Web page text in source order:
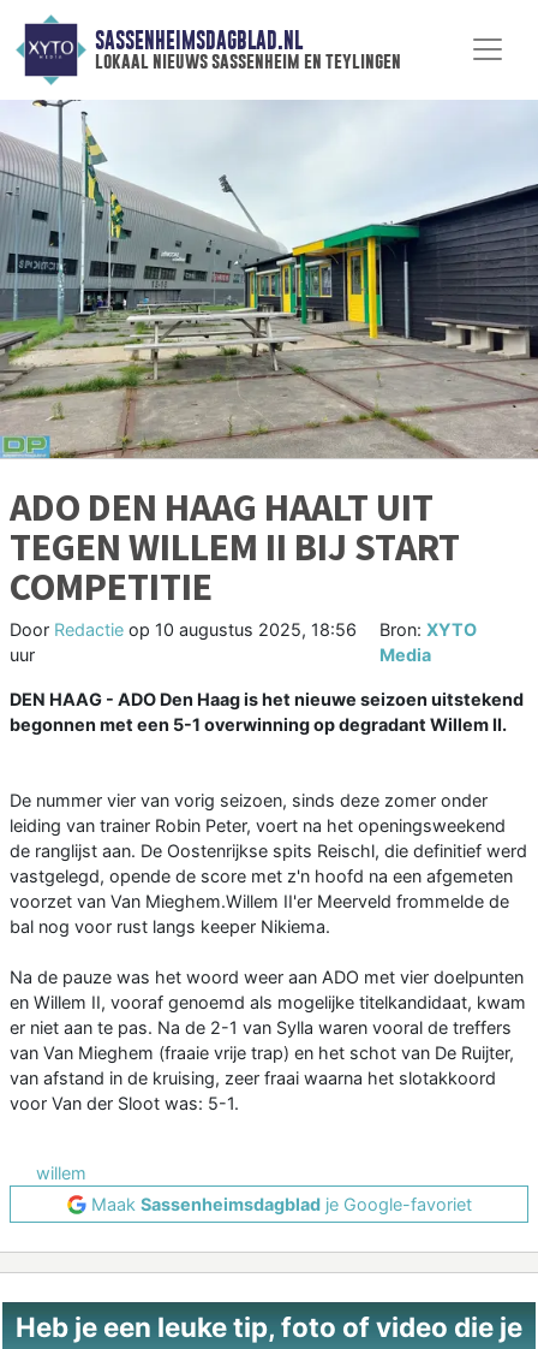
SASSENHEIMSDAGBLAD.NL
lokaal nieuws sassenheim en teylingen
ADO DEN HAAG HAALT UIT
TEGEN WILLEM II BIJ START
COMPETITIE
Door Redactie op 10 augustus 2025, 18:56
uur
Bron: XYTO
Media
DEN HAAG - ADO Den Haag is het nieuwe seizoen uitstekend
begonnen met een 5-1 overwinning op degradant Willem II.
De nummer vier van vorig seizoen, sinds deze zomer onder
leiding van trainer Robin Peter, voert na het openingsweekend
de ranglijst aan. De Oostenrijkse spits Reischl, die definitief werd
vastgelegd, opende de score met z'n hoofd na een afgemeten
voorzet van Van Mieghem.Willem II'er Meerveld frommelde de
bal nog voor rust langs keeper Nikiema.
Na de pauze was het woord weer aan ADO met vier doelpunten
en Willem II, vooraf genoemd als mogelijke titelkandidaat, kwam
er niet aan te pas. Na de 2-1 van Sylla waren vooral de treffers
van Van Mieghem (fraaie vrije trap) en het schot van De Ruijter,
van afstand in de kruising, zeer fraai waarna het slotakkoord
voor Van der Sloot was: 5-1.
willem
Maak Sassenheimsdagbladje Google-favoriet
Heb je een leuke tip, foto of video die je